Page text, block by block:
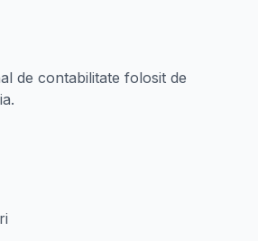
de contabilitate folosit de